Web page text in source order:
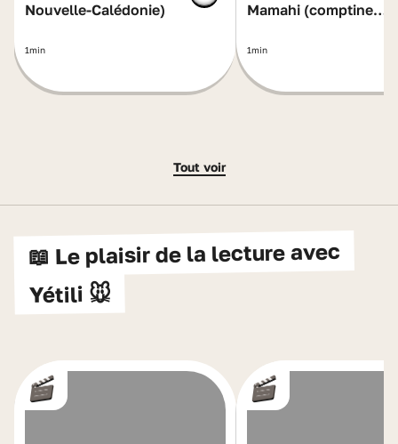
Nouvelle-Calédonie)
1min
Mamahi (comptine
1min
Tout voir
📖 Le plaisir de la lecture avec
Yétili 🐭